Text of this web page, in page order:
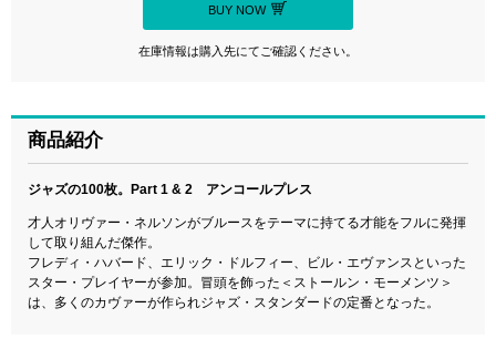
BUY NOW
在庫情報は購入先にてご確認ください。
商品紹介
ジャズの100枚。Part 1 & 2 アンコールプレス
才人オリヴァー・ネルソンがブルースをテーマに持てる才能をフルに発揮
して取り組んだ傑作。
フレディ・ハバード、エリック・ドルフィー、ビル・エヴァンスといった
スター・プレイヤーが参加。冒頭を飾った＜ストールン・モーメンツ＞
は、多くのカヴァーが作られジャズ・スタンダードの定番となった。